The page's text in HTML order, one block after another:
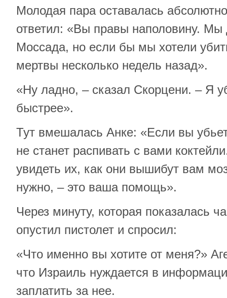
Молодая пара оставалась
ответил: «Вы правы наполовину. Мы
Моссада, но если бы мы хотели
мертвы несколько недель назад».
«Ну ладно, – сказал Скорцени. – Я
быстрее».
Тут вмешалась Анке: «Если вы
не станет распивать с вами
увидеть их, как они вышибут вам
нужно, – это ваша помощь».
Через минуту, которая показалась
опустил пистолет и спросил:
«Что именно вы хотите от меня?»
что Израиль нуждается в
заплатить за нее.